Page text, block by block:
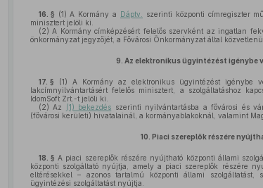
16. § (1) A Kormány a Dáptv.
szerinti központi címregiszter
minisztert jelöli ki.
(2) A Kormány címképzésért felelős szervként az ingatlan
önkormányzat jegyzőjét, a Fővárosi Önkormányzat által
9. Az elektronikus ügyintézést igénybe
17. § (1) A Kormány az elektronikus ügyintézést igénybe
lakcímnyilvántartásért felelős minisztert, a szolgáltatáshoz
IdomSoft Zrt.-t jelöli ki.
(2) Az (1) bekezdés szerinti nyilvántartásba a fővárosi és
(fővárosi kerületi) hivatalainál, a kormányablakoknál, valamint
10. Piaci szereplők részére
18. § A piaci szereplők részére nyújtható központi állami
központi szolgáltató nyújtja, amely a piaci szereplők részére
eltérésekkel – azonos tartalmú központi állami szolgáltatást,
ügyintézési szolgáltatást nyújtja.